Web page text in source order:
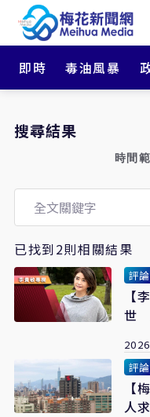
即時 毒油風暴
搜尋結果
時間
已找到2則相關結果
評論
【
世
評論
【
人